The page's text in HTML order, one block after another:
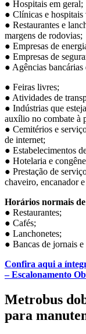
● Hospitais em geral;
● Clínicas e hospitais
● Restaurantes e
margens de rodovias;
● Empresas de
● Empresas de
● Agências bancárias
● Feiras livres;
● Atividades de
● Indústrias que
auxílio no combate à
● Cemitérios e
de internet;
● Estabelecimentos
● Hotelaria e
● Prestação de
chaveiro, encanador
Horários normais
● Restaurantes;
● Cafés;
● Lanchonetes;
● Bancas de jornais e
Confira aqui a
– Escalonamento
Metrobus
para